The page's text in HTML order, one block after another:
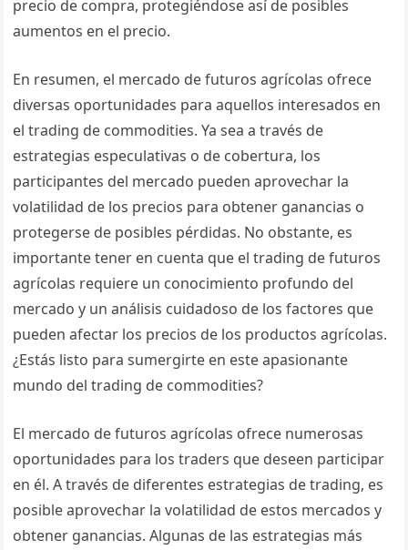
precio de compra, protegiéndose así de posibles
aumentos en el precio.
En resumen, el mercado de futuros agrícolas ofrece
diversas oportunidades para aquellos interesados en
el trading de commodities. Ya sea a través de
estrategias especulativas o de cobertura, los
participantes del mercado pueden aprovechar la
volatilidad de los precios para obtener ganancias o
protegerse de posibles pérdidas. No obstante, es
importante tener en cuenta que el trading de futuros
agrícolas requiere un conocimiento profundo del
mercado y un análisis cuidadoso de los factores que
pueden afectar los precios de los productos agrícolas.
¿Estás listo para sumergirte en este apasionante
mundo del trading de commodities?
El mercado de futuros agrícolas ofrece numerosas
oportunidades para los traders que deseen participar
en él. A través de diferentes estrategias de trading, es
posible aprovechar la volatilidad de estos mercados y
obtener ganancias. Algunas de las estrategias más